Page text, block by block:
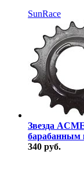
SunRace
Звезда
барабанным
340 руб.